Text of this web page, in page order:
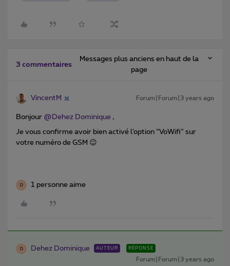
3 commentaires
Messages plus anciens en haut de la
page
VincentM Forum|Forum|3 years ago
Bonjour @Dehez Dominique ,
Je vous confirme avoir bien activé l’option “VoWifi” sur
votre numéro de GSM 😉
D 1 personne aime
D Dehez Dominique AUTEUR RÉPONSE
Forum|Forum|3 years ago